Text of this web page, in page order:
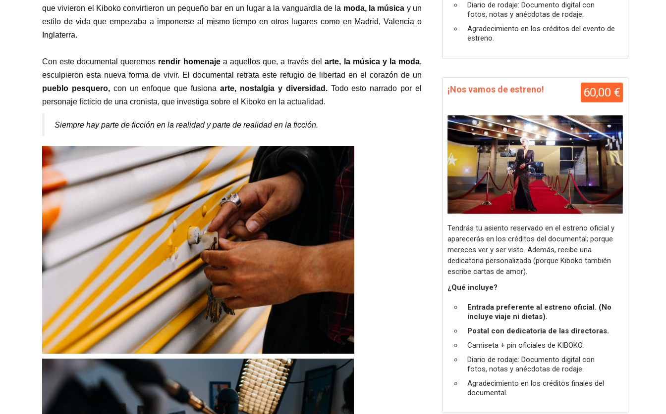
que vivieron el Kiboko convirtieron un pequeño bar en un lugar a la vanguardia de la moda, la música y un
estilo de vida que empezaba a imponerse al mismo tiempo en otros lugares como en Madrid, Valencia o
Inglaterra.
Con este documental queremos rendir homenajea aquellos que, a través delarte, la música y la moda,
esculpieron esta nueva forma de vivir. El documental retrata este refugio de libertad en el corazón de un
pueblo pesquero, con un enfoque que fusionaarte, nostalgia y diversidad. Todo esto narrado por el
personaje ficticio de una cronista, que investiga sobre el Kiboko en la actualidad.
Siempre hay parte de ficción en la realidad y parte de realidad en la ficción.
Diario de rodaje: Documento digital con
fotos, notas y anécdotas de rodaje.
Agradecimiento en los créditos del evento de
estreno.
60,00 €
¡Nos vamos de estreno!
Tendrás tu asiento reservado en el estreno oficial y
aparecerás en los créditos del documental; porque
mereces ver y ser visto. Además, recibe una
dedicatoria personalizada (porque Kiboko también
escribe cartas de amor).
¿Qué incluye?
Entrada preferente al estreno oficial. (No
incluye viaje ni dietas).
Postal con dedicatoria de las directoras.
Camiseta + pin oficiales de KIBOKO.
Diario de rodaje: Documento digital con
fotos, notas y anécdotas de rodaje.
Agradecimiento en los créditos finales del
documental.